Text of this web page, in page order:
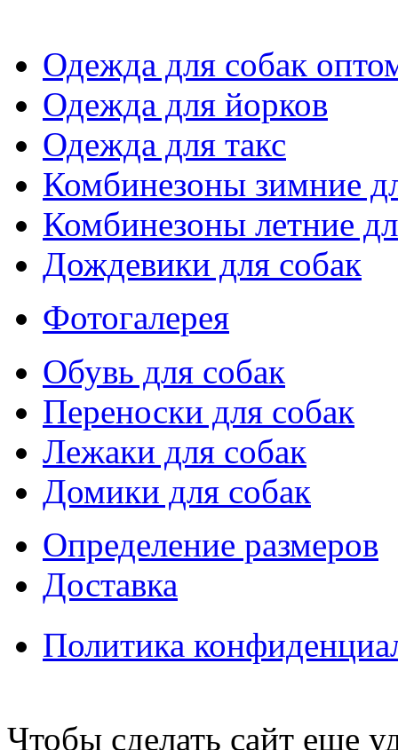
Одежда для собак
Одежда для йорков
Одежда для такс
Комбинезоны зимние
Комбинезоны летние
Дождевики для собак
Фотогалерея
Обувь для собак
Переноски для собак
Лежаки для собак
Домики для собак
Определение размеров
Доставка
Политика
Чтобы сделать сайт еще